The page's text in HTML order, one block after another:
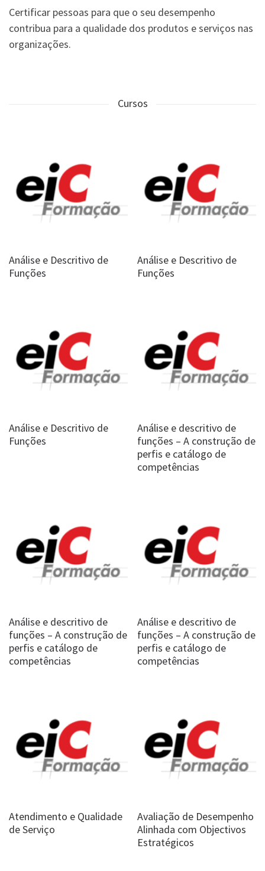
Certificar pessoas para que o seu desempenho
contribua para a qualidade dos produtos e serviços nas
organizações.
Cursos
Análise e Descritivo de
Funções
Análise e Descritivo de
Funções
Análise e Descritivo de
Funções
Análise e descritivo de
funções – A construção de
perfis e catálogo de
competências
Análise e descritivo de
funções – A construção de
perfis e catálogo de
competências
Análise e descritivo de
funções – A construção de
perfis e catálogo de
competências
Atendimento e Qualidade
de Serviço
Avaliação de Desempenho
Alinhada com Objectivos
Estratégicos